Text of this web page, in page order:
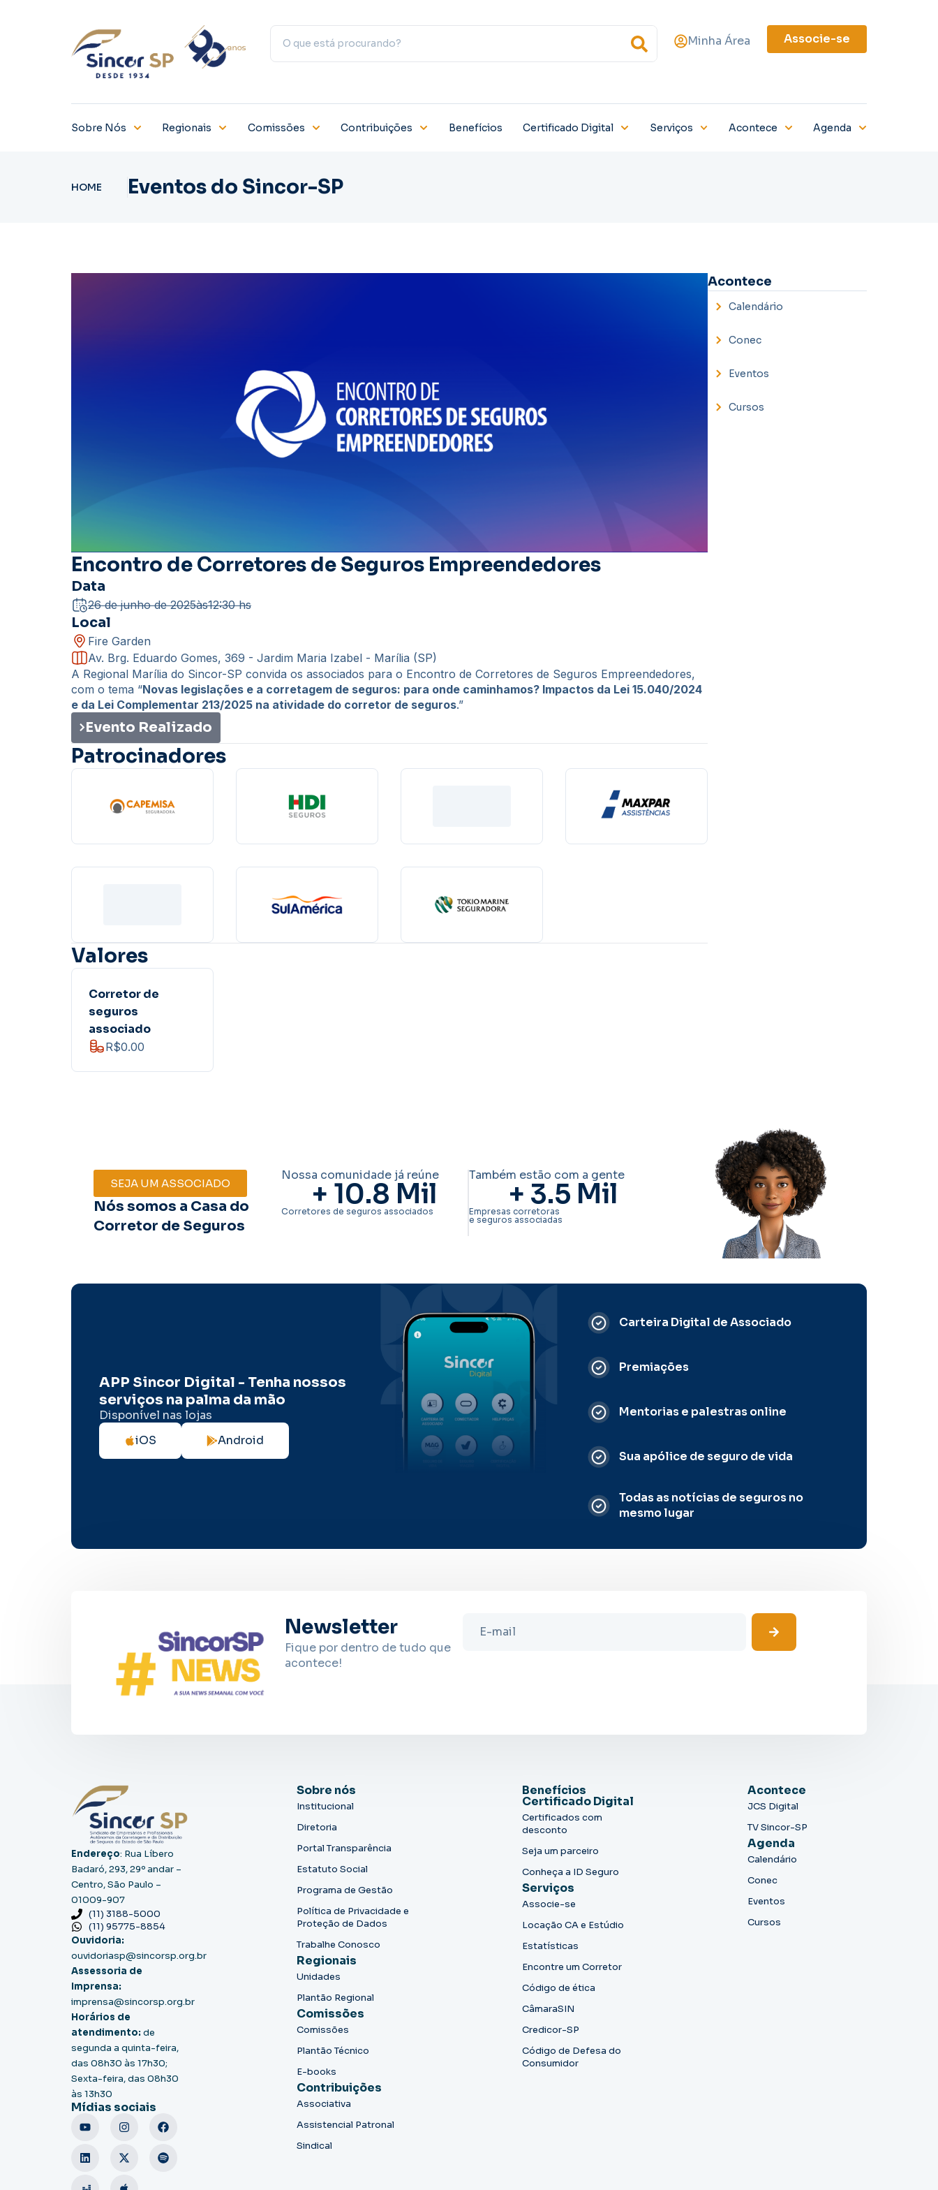
Minha Área Associe-se
Sobre Nós Regionais Comissões Contribuições Benefícios Certificado Digital Serviços Acontece Agenda
HOME Eventos do Sincor-SP
Encontro de Corretores de Seguros Empreendedores
Data
26 de junho de 2025às12:30 hs
Local
Fire Garden
Av. Brg. Eduardo Gomes, 369 - Jardim Maria Izabel - Marília (SP)
A Regional Marília do Sincor-SP convida os associados para o Encontro de Corretores de Seguros Empreendedores,
com o tema “Novas legislações e a corretagem de seguros: para onde caminhamos? Impactos da Lei 15.040/2024
e da Lei Complementar 213/2025 na atividade do corretor de seguros.”
Evento Realizado
Patrocinadores
Valores
Corretor de
seguros
associado
R$0.00
Acontece
Calendário
Conec
Eventos
Cursos
SEJA UM ASSOCIADO
Nós somos a Casa do
Corretor de Seguros
Nossa comunidade já reúne
+ 10.8 Mil
Corretores de seguros associados
Também estão com a gente
+ 3.5 Mil
Empresas corretoras
e seguros associadas
APP Sincor Digital - Tenha nossos
serviços na palma da mão
Disponível nas lojas
iOS
Android
Carteira Digital de Associado
Premiações
Mentorias e palestras online
Sua apólice de seguro de vida
Todas as notícias de seguros no
mesmo lugar
Newsletter
Fique por dentro de tudo que
acontece!
Endereço: Rua Líbero
Badaró, 293, 29º andar –
Centro, São Paulo –
01009-907
(11) 3188-5000
(11) 95775-8854
Ouvidoria:
ouvidoriasp@sincorsp.org.br
Assessoria de
Imprensa:
imprensa@sincorsp.org.br
Horários de
atendimento: de
segunda a quinta-feira,
das 08h30 às 17h30;
Sexta-feira, das 08h30
às 13h30
Mídias sociais
Sobre nós
Institucional
Diretoria
Portal Transparência
Estatuto Social
Programa de Gestão
Política de Privacidade e
Proteção de Dados
Trabalhe Conosco
Regionais
Unidades
Plantão Regional
Comissões
Comissões
Plantão Técnico
E-books
Contribuições
Associativa
Assistencial Patronal
Sindical
Benefícios
Certificado Digital
Certificados com
desconto
Seja um parceiro
Conheça a ID Seguro
Serviços
Associe-se
Locação CA e Estúdio
Estatísticas
Encontre um Corretor
Código de ética
CâmaraSIN
Credicor-SP
Código de Defesa do
Consumidor
Acontece
JCS Digital
TV Sincor-SP
Agenda
Calendário
Conec
Eventos
Cursos